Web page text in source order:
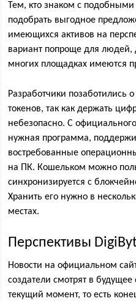
Тем, кто знаком с подобными
подобрать выгодное
имеющихся активов на
вариант попроще для людей,
многих площадках имеются
Разработчики позаботились
токенов, так как держать
небезопасно. С
нужная программа,
востребованные
на ПК. Кошельком можно
синхронизируется с
Хранить его нужно в
местах.
Перспективы
Новости на официальном
создатели смотрят в
текущий момент, то есть